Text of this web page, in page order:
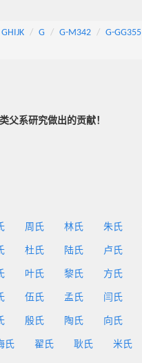
GHIJK G G-M342 G-GG355
父系研究做出的贡献！
周氏 林氏 朱氏
杜氏 陆氏 卢氏
叶氏 黎氏 方氏
伍氏 孟氏 闫氏
殷氏 陶氏 向氏
氏 翟氏 耿氏 米氏